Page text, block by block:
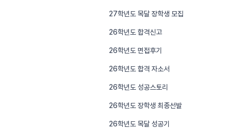
27학년도 목달 장학생 모집
26학년도 합격신고
26학년도 면접후기
26학년도 합격 자소서
26학년도 성공스토리
26학년도 장학생 최종선발
26학년도 목달 성공기